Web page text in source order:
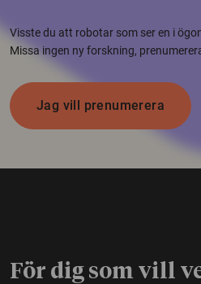
Visste du att robotar som ser en i
Missa ingen ny forskning,
Jag vill prenumerera
För dig som vill